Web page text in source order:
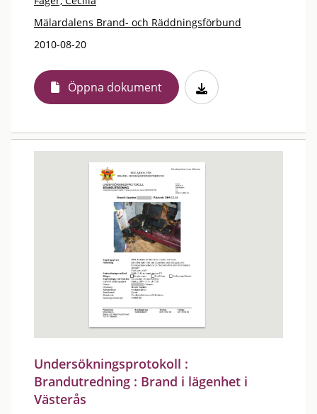
Mälardalens Brand- och Räddningsförbund
2010-08-20
Öppna dokument
Undersökningsprotokoll :
Brandutredning : Brand i lägenhet i
Västerås